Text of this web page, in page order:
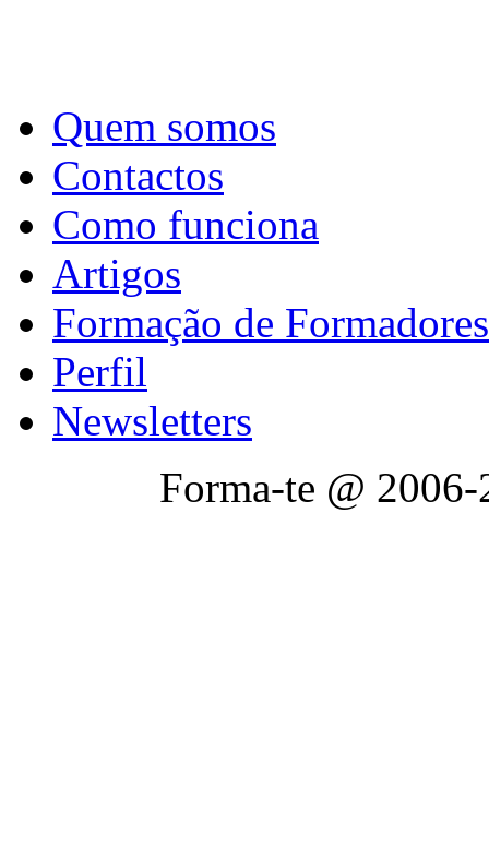
Quem somos
Contactos
Como funciona
Artigos
Formação de Formadores
Perfil
Newsletters
Forma-te @